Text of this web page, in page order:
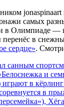
самых
в Олимпиаде —
перенёс в
сердце».
санным
и
в кёрлинг
в